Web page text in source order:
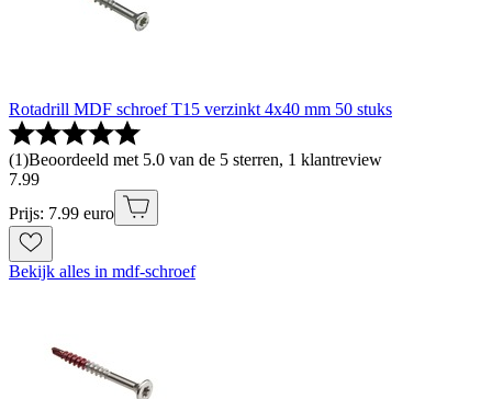
Rotadrill MDF schroef T15 verzinkt 4x40 mm 50 stuks
(1)Beoordeeld met 5.0 van de 5 sterren, 1 klantreview
7.99
Prijs: 7.99 euro
Bekijk alles in mdf-schroef